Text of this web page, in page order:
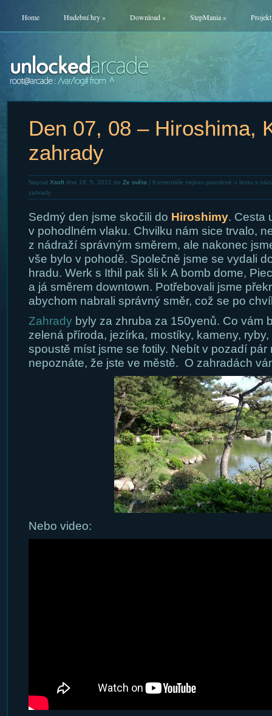
Home Hudební hry» Download» StepMania»
Den 07, 08 – Hiroshima,
zahrady
Napsal Xsoftdne 16. 5. 2012 do Ze světa | Komentáře nejsou povolené u textu s
zahrady
Sedmý den jsme skočili do Hiroshimy. Cesta
v pohodlném vlaku. Chvilku nám sice trvalo,
z nádraží správným směrem, ale nakonec
vše bylo v pohodě. Společně jsme se vydali
hradu. Werk s Ithil pak šli k A bomb dome,
a já směrem downtown. Potřebovali jsme
abychom nabrali správný směr, což se po
Zahradybyly za zhruba za 150yenů. Co vám
zelená příroda, jezírka, mostíky, kameny,
spoustě míst jsme se fotily. Nebít v pozadí pár
nepoznáte, že jste ve městě. O zahradách
Nebo video: